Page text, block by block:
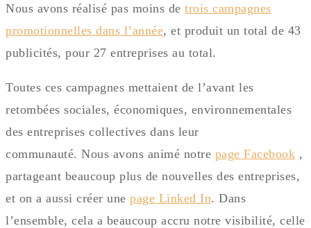
Nous avons réalisé pas moins de trois campagnes
promotionnelles dans l’année, et produit un total de 43
publicités, pour 27 entreprises au total.
Toutes ces campagnes mettaient de l’avant les
retombées sociales, économiques, environnementales
des entreprises collectives dans leur
communauté. Nous avons animé notre page Facebook ,
partageant beaucoup plus de nouvelles des entreprises,
et on a aussi créer une page Linked In. Dans
l’ensemble, cela a beaucoup accru notre visibilité, celle